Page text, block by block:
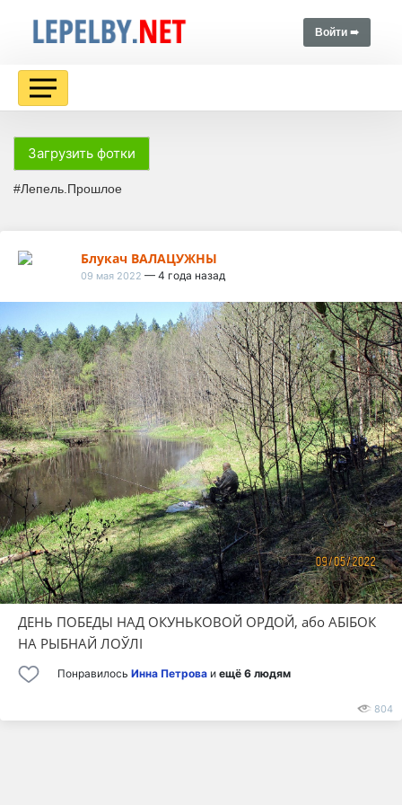
Войти ➠
Загрузить фотки
#Лепель.Прошлое
Блукач ВАЛАЦУЖНЫ
09 мая 2022 — 4 года назад
ДЕНЬ ПОБЕДЫ НАД ОКУНЬКОВОЙ ОРДОЙ, або АБІБОК
НА РЫБНАЙ ЛОЎЛІ
Понравилось Инна Петрова и ещё 6 людям
804